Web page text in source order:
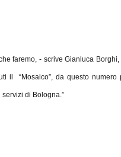
faremo, - scrive Gianluca
il “Mosaico”, da questo
di Bologna.”